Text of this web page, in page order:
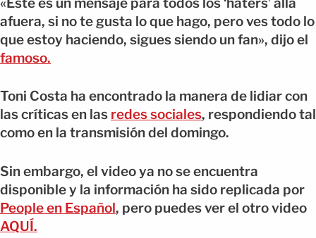
afuera, si no te gusta lo que hago, pero ves todo lo
que estoy haciendo, sigues siendo un fan», dijo el
famoso.
Toni Costa ha encontrado la manera de lidiar con
las críticas en las redes sociales, respondiendo tal
como en la transmisión del domingo.
Sin embargo, el video ya no se encuentra
disponible y la información ha sido replicada por
People en Español, pero puedes ver el otro video
AQUÍ.